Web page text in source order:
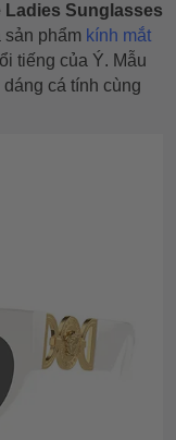
Ladies Sunglasses
sản phẩm kính mắt
tiếng của Ý. Mẫu
cá tính cùng